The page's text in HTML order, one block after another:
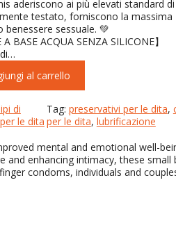
aderiscono ai più elevati standard di
testato, forniscono la massima
sessuale. 💚
A BASE ACQUA SENZA SILICONE】
al carrello
di
le dita
Tag: preservativi per le dita,
per le dita, lubrificazione
mental and emotional well-
and enhancing intimacy,these small
condoms, individuals and